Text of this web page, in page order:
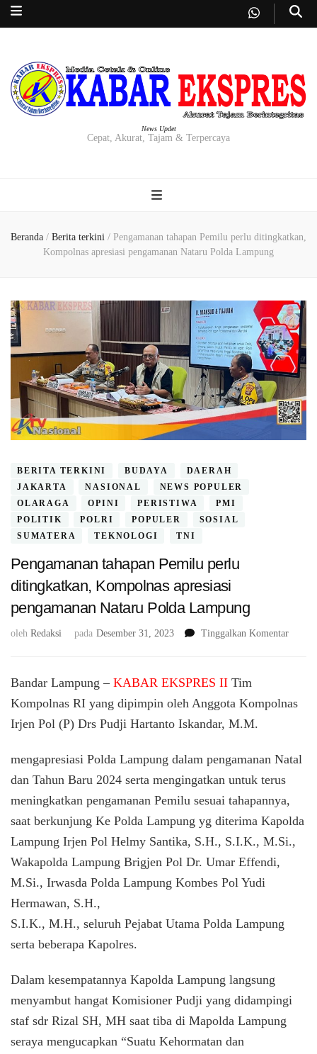
News Updet
Cepat, Akurat, Tajam & Terpercaya
Beranda / Berita terkini / Pengamanan tahapan Pemilu perlu ditingkatkan,
Kompolnas apresiasi pengamanan Nataru Polda Lampung
BERITA TERKINI BUDAYA
DAERAH
JAKARTA
NASIONAL
NEWS POPULER
OLARAGA
OPINI PERISTIWA
PMI
POLITIK
POLRI POPULER
SOSIAL
SUMATERA
TEKNOLOGI TNI
Pengamanan tahapan Pemilu perlu
ditingkatkan, Kompolnas apresiasi
pengamanan Nataru Polda Lampung
oleh Redaksi pada Desember 31, 2023 Tinggalkan Komentarpada
Nataru
Bandar Lampung – KABAR EKSPRES II Tim
Kompolnas RI yang dipimpin oleh Anggota Kompolnas
Irjen Pol (P) Drs Pudji Hartanto Iskandar, M.M.
mengapresiasi Polda Lampung dalam pengamanan Natal
dan Tahun Baru 2024 serta mengingatkan untuk terus
meningkatkan pengamanan Pemilu sesuai tahapannya,
saat berkunjung Ke Polda Lampung yg diterima Kapolda
Lampung Irjen Pol Helmy Santika, S.H., S.I.K., M.Si.,
Wakapolda Lampung Brigjen Pol Dr. Umar Effendi,
M.Si., Irwasda Polda Lampung Kombes Pol Yudi
Hermawan, S.H.,
S.I.K., M.H., seluruh Pejabat Utama Polda Lampung
serta beberapa Kapolres.
Dalam kesempatannya Kapolda Lampung langsung
menyambut hangat Komisioner Pudji yang didampingi
staf sdr Rizal SH, MH saat tiba di Mapolda Lampung
seraya mengucapkan “Suatu Kehormatan dan